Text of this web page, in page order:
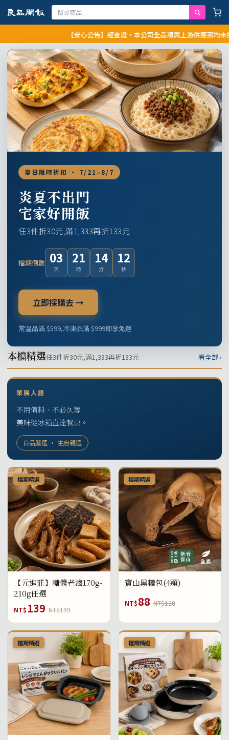
【安心公告】經查證，本公司全品項與上游供應商均未採用
夏日限時折扣 · 7/21–8/7
炎夏不出門
宅家好開飯
任3件折30元,滿1,333再折133元
檔期倒數 03
天
21
時
14
分
11
秒
立即採購去 →
常溫品滿 $599,冷凍品滿 $999即享免運
本檔精選任3件折30元,滿1,333再折133元 看全部 ›
策展人語
不用備料、不必久等
美味從冰箱直達餐桌。
良品嚴選 · 主廚親選
檔期精選
【元進莊】糖醬老滷170g-
210g任選
NT$ 139 NT$199
檔期精選
寶山黑糖包(4顆)
NT$88 NT$128
檔期精選 檔期精選